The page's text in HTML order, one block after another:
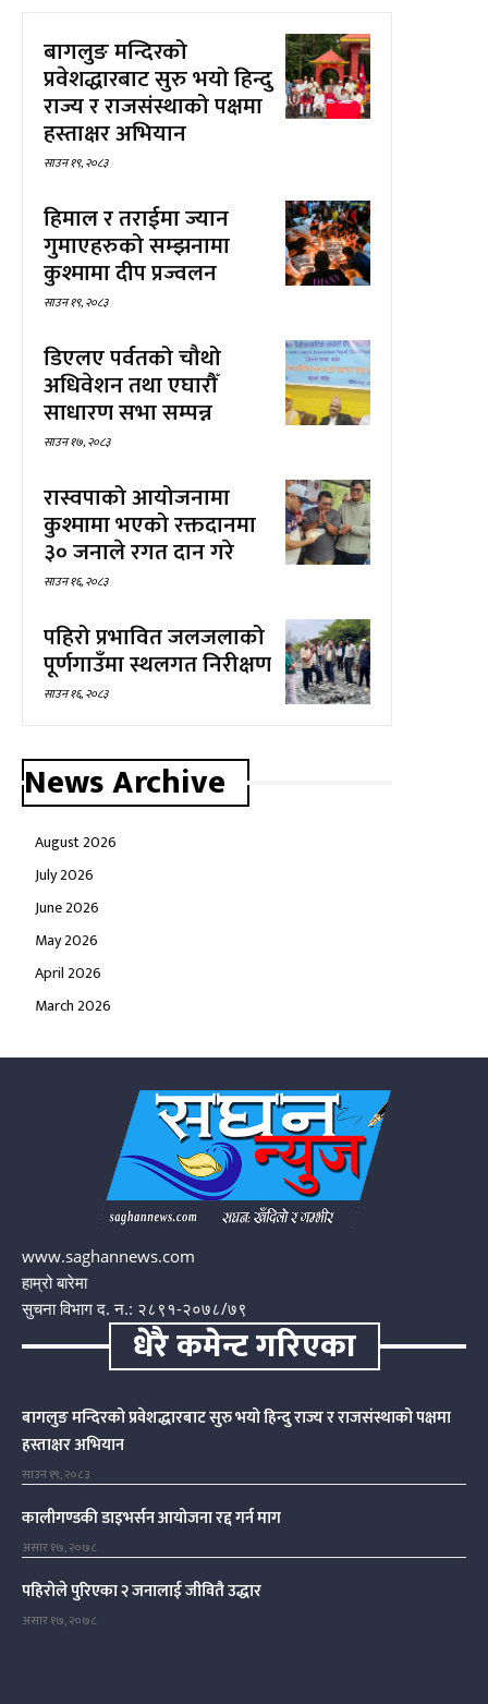
बागलुङ मन्दिरको
प्रवेशद्धारबाट सुरु भयो हिन्दु
राज्य र राजसंस्थाको पक्षमा
हस्ताक्षर अभियान
साउन १९, २०८३
हिमाल र तराईमा ज्यान
गुमाएहरुको सम्झनामा
कुश्मामा दीप प्रज्वलन
साउन १९, २०८३
डिएलए पर्वतको चौथो
अधिवेशन तथा एघारौँ
साधारण सभा सम्पन्न
साउन १७, २०८३
रास्वपाको आयोजनामा
कुश्मामा भएको रक्तदानमा
३० जनाले रगत दान गरे
साउन १६, २०८३
पहिरो प्रभावित जलजलाको
पूर्णगाउँमा स्थलगत निरीक्षण
साउन १६, २०८३
News Archive
August 2026
July 2026
June 2026
May 2026
April 2026
March 2026
www.saghannews.com
हाम्रो बारेमा
सुचना विभाग द. न.: २८९१-२०७८/७९
धेरै कमेन्ट गरिएका
बागलुङ मन्दिरको प्रवेशद्धारबाट सुरु भयो हिन्दु राज्य र राजसंस्थाको पक्षमा
हस्ताक्षर अभियान
साउन १९, २०८३
कालीगण्डकी डाइभर्सन आयोजना रद्द गर्न माग
असार १७, २०७८
पहिरोले पुरिएका २ जनालाई जीवितै उद्धार
असार १७, २०७८